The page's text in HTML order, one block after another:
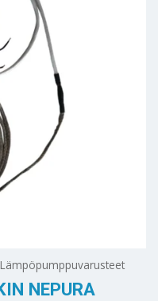
Lämpöpumppuvarusteet
NEPURA